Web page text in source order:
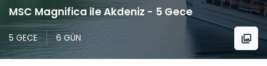
MSC Magnifica ile Akdeniz - 5 Gece
5 GECE 6 GÜN collections